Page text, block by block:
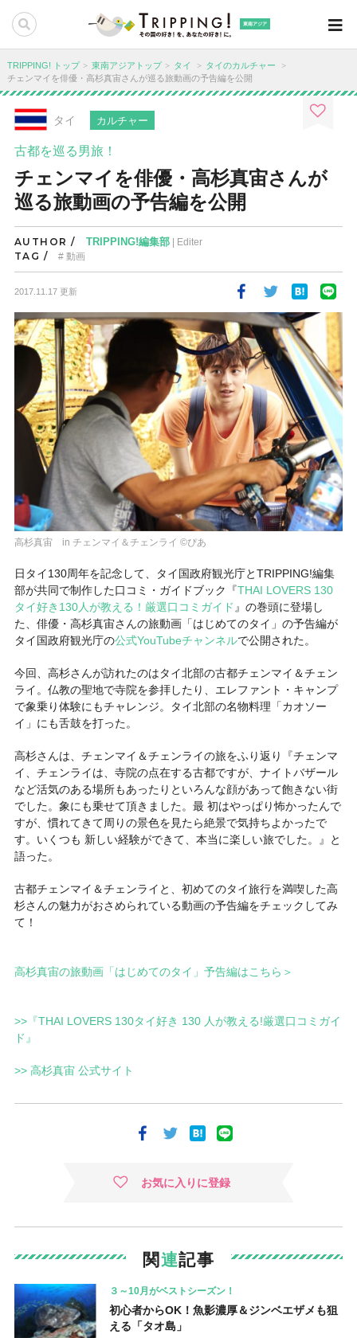
東南アジア
TRIPPING! トップ 東南アジアトップ タイ
タイのカルチャー
チェンマイを俳優・高杉真宙さんが巡る旅動画の予告編を公開
タイ カルチャー
古都を巡る男旅！
チェンマイを俳優・高杉真宙さんが
巡る旅動画の予告編を公開
AUTHOR / TRIPPING!編集部| Editer
TAG / 動画
2017.11.17 更新
高杉真宙 in チェンマイ＆チェンライ ©ぴあ
日タイ130周年を記念して、タイ国政府観光庁とTRIPPING!編集
部が共同で制作した口コミ・ガイドブック『THAI LOVERS 130
タイ好き130人が教える！厳選口コミガイド 』の巻頭に登場し
た、俳優・高杉真宙さんの旅動画「はじめてのタイ」の予告編が
タイ国政府観光庁の公式YouTubeチャンネルで公開された。
今回、高杉さんが訪れたのはタイ北部の古都チェンマイ＆チェン
ライ。仏教の聖地で寺院を参拝したり、エレファント・キャンプ
で象乗り体験にもチャレンジ。タイ北部の名物料理「カオソー
イ」にも舌鼓を打った。
高杉さんは、チェンマイ＆チェンライの旅をふり返り『チェンマ
イ、チェンライは、寺院の点在する古都ですが、ナイトバザール
など活気のある場所もあったりといろんな顔があって飽きない街
でした。象にも乗せて頂きました。最 初はやっぱり怖かったんで
すが、慣れてきて周りの景色を見たら絶景で気持ちよかったで
す。いくつも 新しい経験ができて、本当に楽しい旅でした。』と
語った。
古都チェンマイ＆チェンライと、初めてのタイ旅行を満喫した高
杉さんの魅力がおさめられている動画の予告編をチェックしてみ
て！
高杉真宙の旅動画「はじめてのタイ」予告編はこちら＞
>>『THAI LOVERS 130タイ好き 130 人が教える!厳選口コミガイ
ド』
>> 高杉真宙 公式サイト
お気に入りに登録
関連記事
３～10月がベストシーズン！
初心者からOK！魚影濃厚＆ジンベエザメも狙
える「タオ島」